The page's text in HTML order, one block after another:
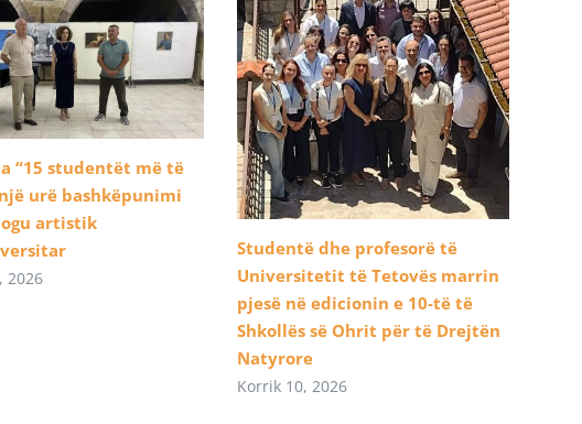
“15 studentët më të
urë bashkëpunimi
artistik
2026
Studentë dhe profesorë të
Universitetit të Tetovës marrin
pjesë në edicionin e 10-të të
Shkollës së Ohrit për të Drejtën
Natyrore
Korrik 10, 2026